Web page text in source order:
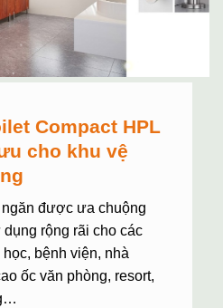
Compact HPL
cho khu vệ
ngăn được ưa chuộng
rộng rãi cho các
bệnh viện, nhà
ốc văn phòng, resort,